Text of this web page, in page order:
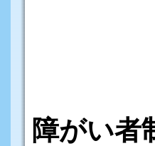
障がい者